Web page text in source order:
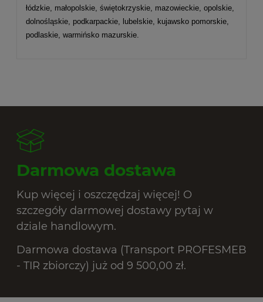
łódzkie, małopolskie, świętokrzyskie, mazowieckie, opolskie,
dolnośląskie, podkarpackie, lubelskie, kujawsko pomorskie,
podlaskie, warmińsko mazurskie.
Darmowa dostawa
Kup więcej i oszczędzaj więcej! O
szczegóły darmowej dostawy pytaj w
dziale handlowym.
Darmowa dostawa (Transport PROFESMEB
- TIR zbiorczy) już od 9 500,00 zł.